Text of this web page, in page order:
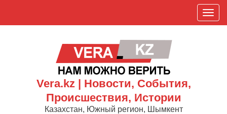
П
о
Vera.kz | Новости, События,
Происшествия, Истории
Казахстан, Южный регион, Шымкент